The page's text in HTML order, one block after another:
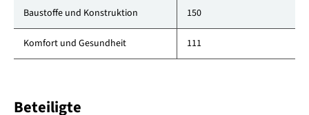
Baustoffe und Konstruktion 150
Komfort und Gesundheit 111
Beteiligte